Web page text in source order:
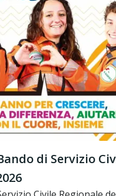
di Servizio